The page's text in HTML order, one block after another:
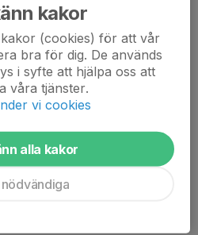
kr anmälningsavgift)
kr + 1.000 krm anmälningsavgift)
söndag
och Skridskoskola
kr anmälningsavgift)
+ 1.000 krm anmälningsavgift)
kakor
(cookies) för att vår
bra för dig. De används
i syfte att hjälpa oss att
våra tjänster.
vi cookies
alla kakor